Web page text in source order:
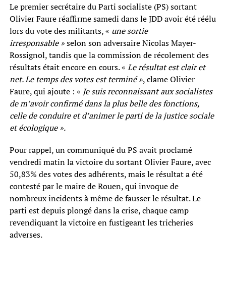
Le premier secrétaire du Parti socialiste (PS) sortant
Olivier Faure réaffirme samedi dans le JDD avoir été réélu
lors du vote des militants, « une sortie
irresponsable »selon son adversaire Nicolas Mayer-
Rossignol, tandis que la commission de récolement des
résultats était encore en cours. « Le résultat est clair et
net. Le temps des votes est terminé », clame Olivier
Faure, qui ajoute : « Je suis reconnaissant aux socialistes
de m’avoir confirmé dans la plus belle des fonctions,
celle de conduire et d’animer le parti de la justice sociale
et écologique ».
Pour rappel, un communiqué du PS avait proclamé
vendredi matin la victoire du sortant Olivier Faure, avec
50,83% des votes des adhérents, mais le résultat a été
contesté par le maire de Rouen, qui invoque de
nombreux incidents à même de fausser le résultat. Le
parti est depuis plongé dans la crise, chaque camp
revendiquant la victoire en fustigeant les tricheries
adverses.